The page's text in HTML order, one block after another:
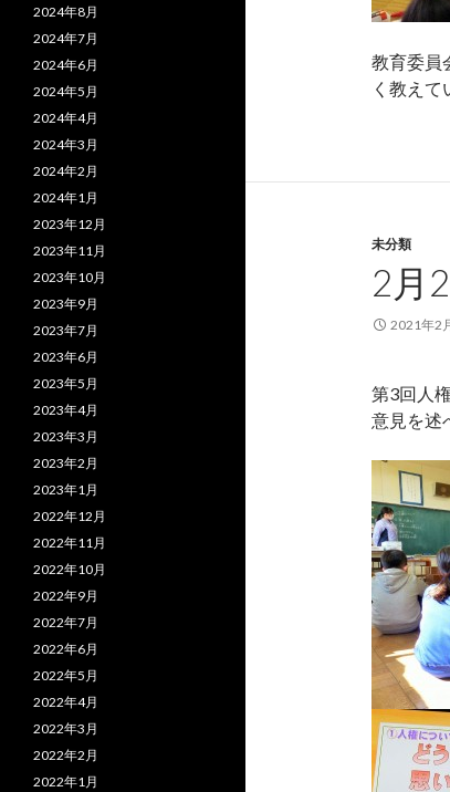
教育委員
く教えて
未分類
2月
2021年2
第3回人
意見を述
2024年8月
2024年7月
2024年6月
2024年5月
2024年4月
2024年3月
2024年2月
2024年1月
2023年12月
2023年11月
2023年10月
2023年9月
2023年7月
2023年6月
2023年5月
2023年4月
2023年3月
2023年2月
2023年1月
2022年12月
2022年11月
2022年10月
2022年9月
2022年7月
2022年6月
2022年5月
2022年4月
2022年3月
2022年2月
2022年1月